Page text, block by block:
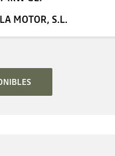
MOTOR, S.L.